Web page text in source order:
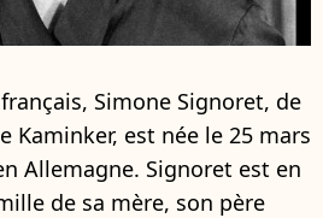
Simone Signoret, de
Kaminker, est née le 25 mars
Allemagne. Signoret est en
de sa mère, son père